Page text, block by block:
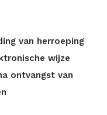
van herroeping
wijze
ontvangst van